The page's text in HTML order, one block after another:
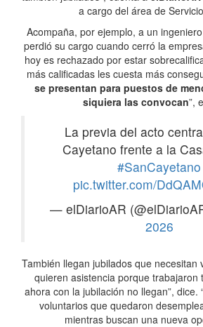
a cargo del área de
Acompaña, por ejemplo, a un
perdió su cargo cuando cerró la
hoy es rechazado por estar
más calificadas les cuesta más
se presentan para puestos de
siquiera las convocan”,
La previa del acto
Cayetano frente a la
#SanCayetano
pic.twitter.com/
— elDiarioAR
2026
También llegan jubilados que necesitan
quieren asistencia porque trabajaron
ahora con la jubilación no llegan”, dice.
voluntarios que quedaron
mientras buscan una nueva